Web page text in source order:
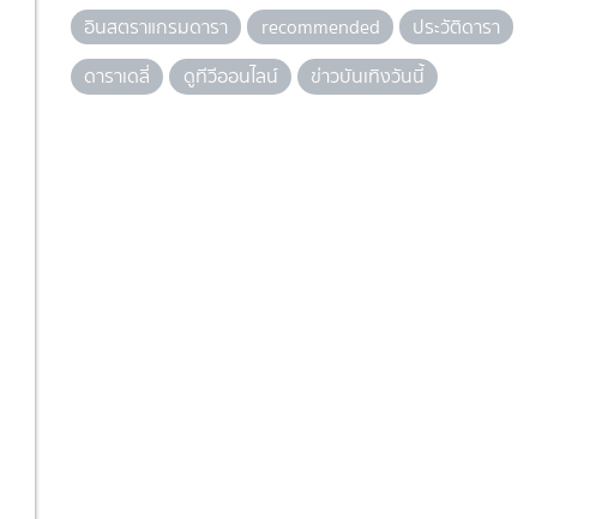
อินสตราแกรมดารา
recommended
ประวัติดารา
ดาราเดลี่
ดูทีวีออนไลน์ ข่าวบันเทิงวันนี้